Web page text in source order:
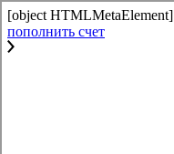
[object HTMLMetaElement]
пополнить счет